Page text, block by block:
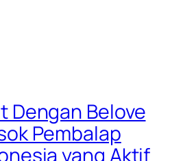
Dengan Belove
Pembalap
yang Aktif